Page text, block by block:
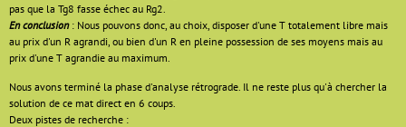
pas que la Tg8 fasse échec au Rg2.
En conclusion : Nous pouvons donc, au choix, disposer d'une T totalement libre mais
au prix d'un R agrandi, ou bien d'un R en pleine possession de ses moyens mais au
prix d'une T agrandie au maximum.
Nous avons terminé la phase d'analyse rétrograde. Il ne reste plus qu'à chercher la
solution de ce mat direct en 6 coups.
Deux pistes de recherche :